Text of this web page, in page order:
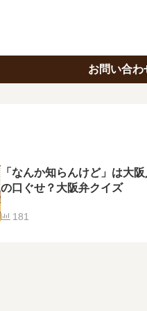
お問い合わ
「なんか知らんけど」は大
の口ぐせ？大阪弁クイズ
181